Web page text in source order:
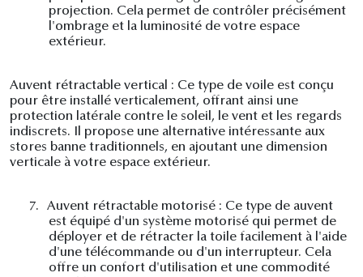
projection. Cela permet de contrôler précisément
l'ombrage et la luminosité de votre espace
extérieur.
Auvent rétractable vertical : Ce type de voile est conçu
pour être installé verticalement, offrant ainsi une
protection latérale contre le soleil, le vent et les regards
indiscrets. Il propose une alternative intéressante aux
stores banne traditionnels, en ajoutant une dimension
verticale à votre espace extérieur.
7.
Auvent rétractable motorisé : Ce type de auvent
est équipé d'un système motorisé qui permet de
déployer et de rétracter la toile facilement à l'aide
d'une télécommande ou d'un interrupteur. Cela
offre un confort d'utilisation et une commodité